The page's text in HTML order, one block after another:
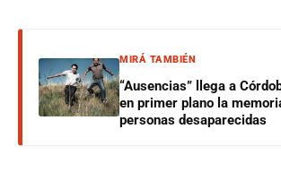
MIRÁ TAMBIÉN
“Ausencias” llega a
en primer plano la
personas desaparecidas